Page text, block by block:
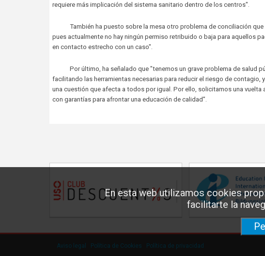
En esta web utilizamos cookies
facilitarte la
requiere más implicación del sistema sanitario dentro de los centros".
También ha puesto sobre la mesa otro problema de conciliación que
pues actualmente no hay ningún permiso retribuido o baja para aquellos
en contacto estrecho con un caso".
Por último, ha señalado que "tenemos un grave problema de salud
facilitando las herramientas necesarias para reducir el riesgo de
una cuestión que afecta a todos por igual. Por ello, solicitamos una
con garantías para afrontar una educación de calidad”.
Aviso legal Política de Cookies Política de privacidad